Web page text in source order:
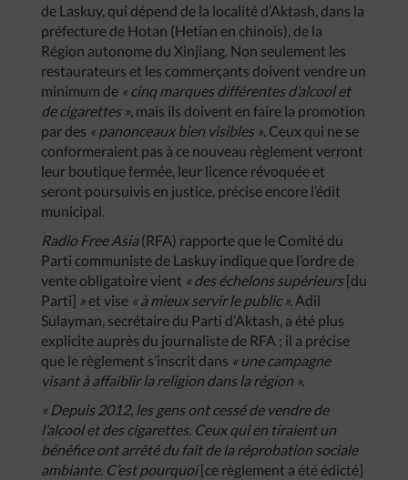
de Laskuy, qui dépend de la localité d’Aktash, dans la
préfecture de Hotan (Hetian en chinois), de la
Région autonome du Xinjiang. Non seulement les
restaurateurs et les commerçants doivent vendre un
minimum de « cinq marques différentes d’alcool et
de cigarettes », mais ils doivent en faire la promotion
par des « panonceaux bien visibles ». Ceux qui ne se
conformeraient pas à ce nouveau règlement verront
leur boutique fermée, leur licence révoquée et
seront poursuivis en justice, précise encore l’édit
municipal.
Radio Free Asia(RFA) rapporte que le Comité du
Parti communiste de Laskuy indique que l’ordre de
vente obligatoire vient « des échelons supérieurs[du
Parti] » et vise « à mieux servir le public ». Adil
Sulayman, secrétaire du Parti d’Aktash, a été plus
explicite auprès du journaliste de RFA ; il a précise
que le règlement s’inscrit dans « une campagne
visant à affaiblir la religion dans la région ».
« Depuis 2012, les gens ont cessé de vendre de
l’alcool et des cigarettes. Ceux qui en tiraient un
bénéfice ont arrêté du fait de la réprobation sociale
ambiante. C’est pourquoi[ce règlement a été édicté]